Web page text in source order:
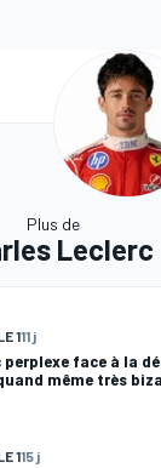
Plus de
Leclerc
111 j
perplexe face à la
même très
115 j